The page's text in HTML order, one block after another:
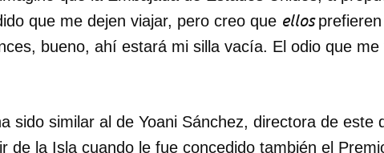
poder guardar como favorito, primero has de iniciar sesión con tu
de 14ymedio.
que me dejen viajar, pero creo que ellos
bueno, ahí estará mi silla vacía. El odio que me
sido similar al de Yoani Sánchez, directora de este
de la Isla cuando le fue concedido también el